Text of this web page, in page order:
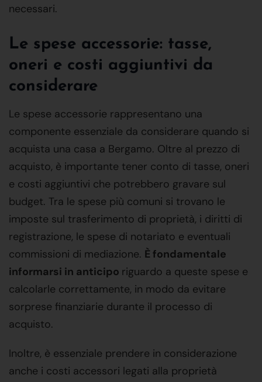
necessari.
Le spese accessorie: tasse,
oneri e costi aggiuntivi da
considerare
Le spese accessorie rappresentano una
componente essenziale da considerare quando si
acquista una casa a Bergamo. Oltre al prezzo di
acquisto, è importante tener conto di tasse, oneri
e costi aggiuntivi che potrebbero gravare sul
budget. Tra le spese più comuni si trovano le
imposte sul trasferimento di proprietà, i diritti di
registrazione, le spese di notariato e eventuali
commissioni di mediazione. È fondamentale
informarsi in anticipo riguardo a queste spese e
calcolarle correttamente, in modo da evitare
sorprese finanziarie durante il processo di
acquisto.
Inoltre, è essenziale prendere in considerazione
anche i costi accessori legati alla proprietà